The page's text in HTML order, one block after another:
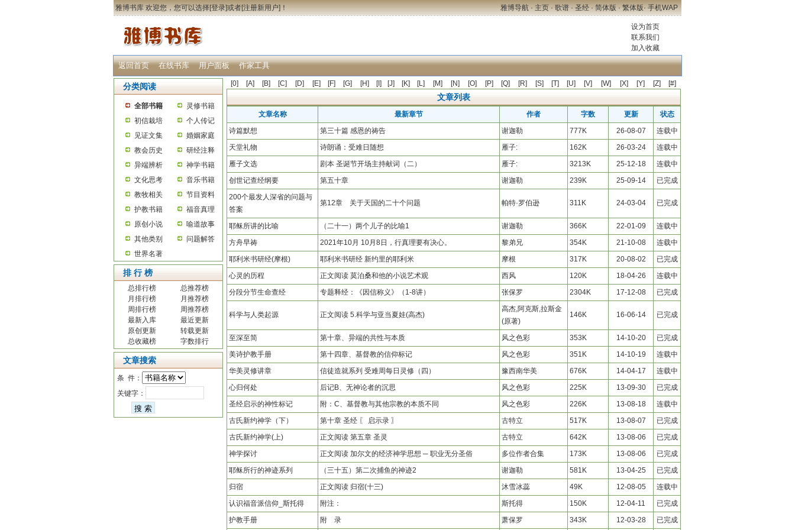
雅博书库 欢迎您，您可以选择[登录]或者[注册新用户]！ 雅博导航·主页·歌谱·圣经·简体版·繁体版·手机WAP
设为首页
联系我们
加入收藏
返回首页 在线书库 用户面板 作家工具
分类阅读
全部书籍
灵修书籍
初信栽培
个人传记
见证文集
婚姻家庭
教会历史
研经注释
异端辨析
神学书籍
文化思考
音乐书籍
教牧相关
节目资料
护教书籍
福音真理
原创小说
喻道故事
其他类别
问题解答
世界名著
排 行 榜
总排行榜
总推荐榜
月排行榜
月推荐榜
周排行榜
周推荐榜
最新入库
最近更新
原创更新
转载更新
总收藏榜
字数排行
文章搜索
条 件：
关键字：
[0] [A] [B] [C] [D] [E] [F] [G] [H] [I] [J] [K] [L] [M] [N] [O] [P] [Q] [R] [S] [T] [U] [V] [W] [X] [Y] [Z] [#]
文章列表
文章名称 最新章节 作者 字数 更新
状态
诗篇默想
第三十篇 感恩的祷告 谢迦勒 777K 26-08-07
连载中
天堂礼物
诗朗诵：受难日随想 雁子: 162K 26-03-24
连载中
雁子文选
剧本 圣诞节开场主持献词（二） 雁子: 3213K 25-12-18
连载中
创世记查经纲要
第五十章 谢迦勒 239K 25-09-14
已完成
200个最发人深省的问题与
答案
第12章 关于天国的二十个问题 帕特·罗伯逊 311K 24-03-04 已完成
耶稣所讲的比喻 （二十一）两个儿子的比喻1 谢迦勒 366K 22-01-09
连载中
方舟早祷
2021年10月 10月8日，行真理要有决心。 黎弟兄 354K 21-10-08
连载中
耶利米书研经(摩根)
耶利米书研经 新约里的耶利米 摩根 317K 20-08-02
已完成
心灵的历程
正文阅读 莫泊桑和他的小说艺术观 西风 120K 18-04-26
连载中
分段分节生命查经
专题释经：《因信称义》（1-8讲） 张保罗 2304K 17-12-08 已完成
科学与人类起源 正文阅读 5.科学与亚当夏娃(高杰)
高杰,阿克斯,拉斯金
(原著)
146K 16-06-14 已完成
至深至简 第十章、异端的共性与本质 风之色彩 353K 14-10-20
已完成
美诗护教手册
第十四章、基督教的信仰标记 风之色彩 351K 14-10-19
连载中
华美灵修讲章
信徒造就系列 受难周每日灵修（四） 豫西南华美 676K 14-04-17
连载中
心归何处
后记B、无神论者的沉思 风之色彩 225K 13-09-30
已完成
圣经启示的神性标记
附：C、基督教与其他宗教的本质不同 风之色彩 226K 13-08-18
连载中
古氏新约神学（下）
第十章 圣经 〖 启示录 〗 古特立 517K 13-08-07
已完成
古氏新约神学(上)
正文阅读 第五章 圣灵 古特立 642K 13-08-06
已完成
神学探讨
正文阅读 加尔文的经济神学思想 ─ 职业无分圣俗 多位作者合集 173K 13-08-06
已完成
耶稣所行的神迹系列
（三十五）第二次捕鱼的神迹2 谢迦勒 581K 13-04-25
已完成
归宿
正文阅读 归宿(十三) 沐雪冰蕊 49K 12-08-05
连载中
认识福音派信仰_斯托得
附注： 斯托得 150K 12-04-11
已完成
护教手册
附 录 萧保罗 343K 12-03-28 已完成